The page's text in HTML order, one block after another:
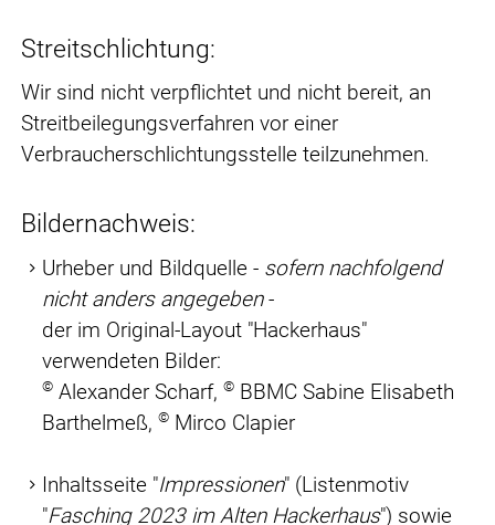
Streitschlichtung:
Wir sind nicht verpflichtet und nicht bereit, an
Streitbeilegungsverfahren vor einer
Verbraucherschlichtungsstelle teilzunehmen.
Bildernachweis:
Urheber und Bildquelle - sofern nachfolgend
nicht anders angegeben-
der im Original-Layout "Hackerhaus"
verwendeten Bilder:
© Alexander Scharf, © BBMC Sabine Elisabeth
Barthelmeß, © Mirco Clapier
Inhaltsseite "Impressionen" (Listenmotiv
"Fasching 2023 im Alten Hackerhaus") sowie